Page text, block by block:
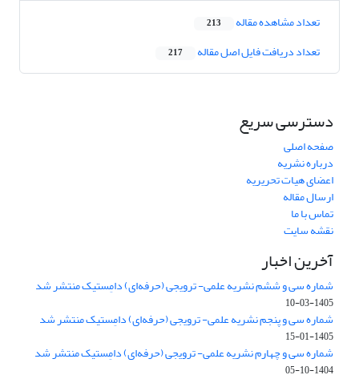
تعداد مشاهده مقاله 213
تعداد دریافت فایل اصل مقاله 217
دسترسی سریع
صفحه اصلی
درباره نشریه
اعضای هیات تحریریه
ارسال مقاله
تماس با ما
نقشه سایت
آخرین اخبار
شماره سی و ششم نشریه علمی- ترویجی (حرفه‌ای) دامِستیک منتشر شد
1405-03-10
شماره سی و پنجم نشریه علمی- ترویجی (حرفه‌ای) دامِستیک منتشر شد
1405-01-15
شماره سی و چهارم نشریه علمی- ترویجی (حرفه‌ای) دامِستیک منتشر شد
1404-10-05